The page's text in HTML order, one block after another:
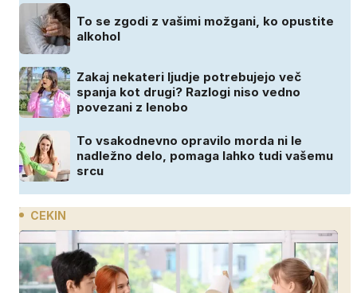
To se zgodi z vašimi možgani, ko opustite
alkohol
Zakaj nekateri ljudje potrebujejo več
spanja kot drugi? Razlogi niso vedno
povezani z lenobo
To vsakodnevno opravilo morda ni le
nadležno delo, pomaga lahko tudi vašemu
srcu
CEKIN